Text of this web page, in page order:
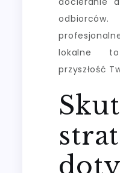
lokalne
przyszłość